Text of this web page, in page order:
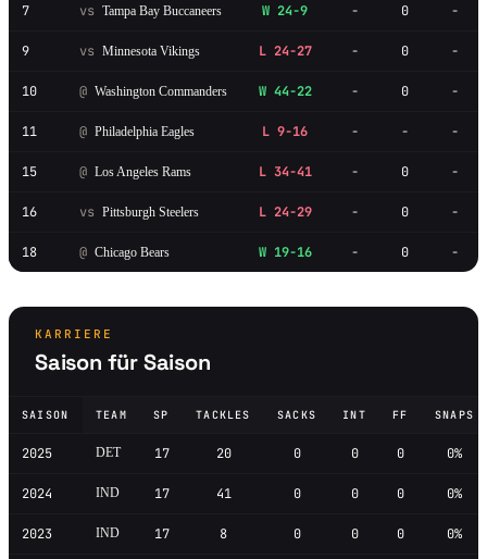
7 vs Tampa Bay Buccaneers W 24-9 - 0 -
9 vs Minnesota Vikings L 24-27 - 0 -
10 @ Washington Commanders W 44-22 - 0 -
11 @ Philadelphia Eagles L 9-16 - - -
15 @ Los Angeles Rams L 34-41 - 0 -
16 vs Pittsburgh Steelers L 24-29 - 0 -
18 @ Chicago Bears W 19-16 - 0 -
KARRIERE
Saison für Saison
SAISON TEAM SP TACKLES SACKS INT FF SNAPS
2025 DET 17 20 0 0 0 0%
2024 IND 17 41 0 0 0 0%
2023 IND 17 8 0 0 0 0%